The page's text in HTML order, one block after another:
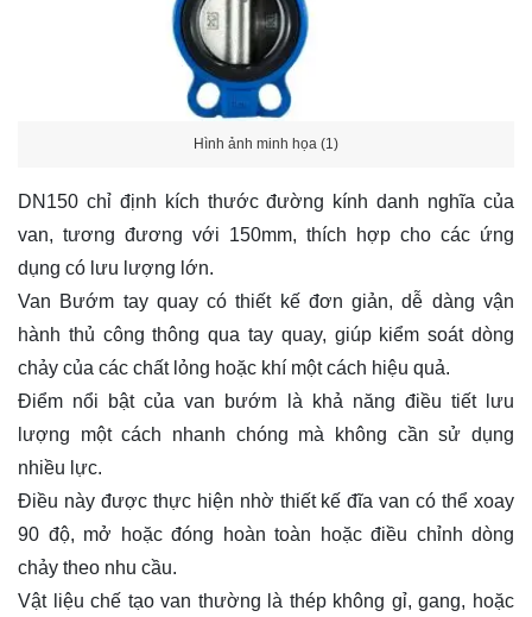
Hình ảnh minh họa (1)
DN150 chỉ định kích thước đường kính danh nghĩa của
van, tương đương với 150mm, thích hợp cho các ứng
dụng có lưu lượng lớn.
Van Bướm tay quay có thiết kế đơn giản, dễ dàng vận
hành thủ công thông qua tay quay, giúp kiểm soát dòng
chảy của các chất lỏng hoặc khí một cách hiệu quả.
Điểm nổi bật của van bướm là khả năng điều tiết lưu
lượng một cách nhanh chóng mà không cần sử dụng
nhiều lực.
Điều này được thực hiện nhờ thiết kế đĩa van có thể xoay
90 độ, mở hoặc đóng hoàn toàn hoặc điều chỉnh dòng
chảy theo nhu cầu.
Vật liệu chế tạo van thường là thép không gỉ, gang, hoặc